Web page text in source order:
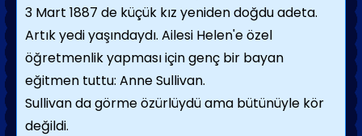
3 Mart 1887 de küçük kız yeniden doğdu adeta.
Artık yedi yaşındaydı. Ailesi Helen'e özel
öğretmenlik yapması için genç bir bayan
eğitmen tuttu: Anne Sullivan.
Sullivan da görme özürlüydü ama bütünüyle kör
değildi.